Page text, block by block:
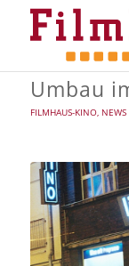
Umbau
FILMHAUS-KINO, NEWS